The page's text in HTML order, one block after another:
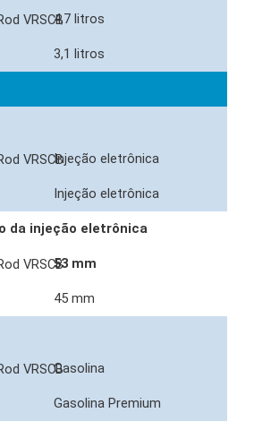
4,7 litros
3,1 litros
Injeção eletrônica
Injeção eletrônica
da injeção eletrônica
53 mm
45 mm
Gasolina
Gasolina Premium